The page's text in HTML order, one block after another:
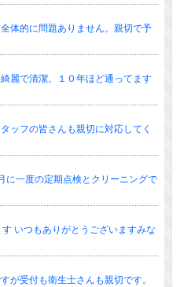
体的に問題ありません。親切で予
麗で清潔。１０年ほど通ってます
ッフの皆さんも親切に対応してく
に一度の定期点検とクリーニングで
いつもありがとうございますみな
が受付も衛生士さんも親切です。